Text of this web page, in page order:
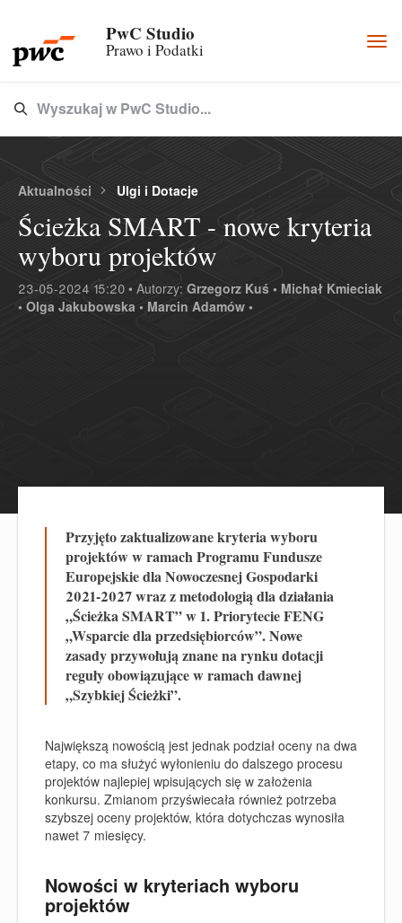
PwC Studio
Prawo i Podatki
Type 3 or more characters for results.
Wyszukaj w PwC Studio...
Aktualności Ulgi i Dotacje
Ścieżka SMART - nowe kryteria
wyboru projektów
23-05-2024 15:20 • Autorzy: Grzegorz Kuś • Michał Kmieciak
• Olga Jakubowska • Marcin Adamów •
Przyjęto zaktualizowane kryteria wyboru
projektów w ramach Programu Fundusze
Europejskie dla Nowoczesnej Gospodarki
2021-2027 wraz z metodologią dla działania
„Ścieżka SMART” w 1. Priorytecie FENG
„Wsparcie dla przedsiębiorców”. Nowe
zasady przywołują znane na rynku dotacji
reguły obowiązujące w ramach dawnej
„Szybkiej Ścieżki”.
Największą nowością jest jednak podział oceny na dwa
etapy, co ma służyć wyłonieniu do dalszego procesu
projektów najlepiej wpisujących się w założenia
konkursu. Zmianom przyświecała również potrzeba
szybszej oceny projektów, która dotychczas wynosiła
nawet 7 miesięcy.
Nowości w kryteriach wyboru
projektów